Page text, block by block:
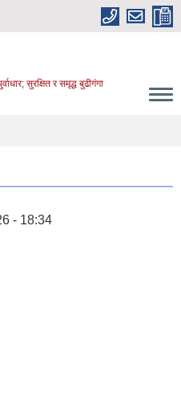
सुरक्षित र समृद्ध बुढीगंगा
- 18:34